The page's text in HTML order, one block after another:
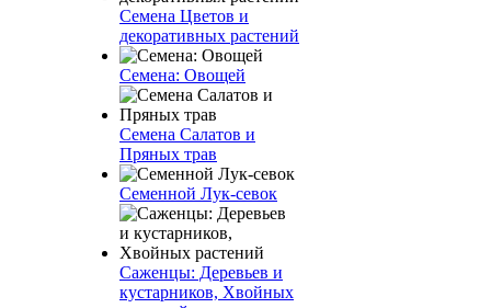
Семена Цветов и
декоративных растений
Семена: Овощей
Семена Салатов и
Пряных трав
Семенной Лук-севок
Саженцы: Деревьев и
кустарников, Хвойных